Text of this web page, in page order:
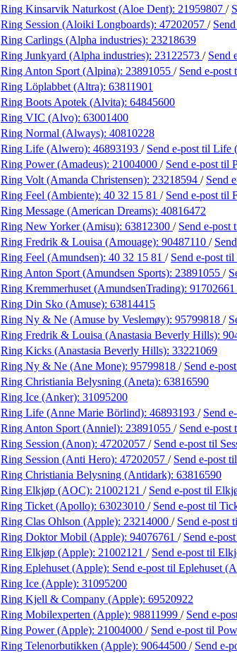
Ring Kinsarvik Naturkost (Aloe Dent): 21959807 /
Ring Session (Aloiki Longboards): 47202057 /
Ring Carlings (Alpha industries): 23218639
Ring Junkyard (Alpha industries): 23122573 / Send
Ring Anton Sport (Alpina): 23891055 / Send e-post
Ring Löplabbet (Altra): 63811901
Ring Boots Apotek (Alvita): 64845600
Ring VIC (Alvo): 63001400
Ring Normal (Always): 40810228
Ring Life (Alwero): 46893193 / Send e-post til Life
Ring Power (Amadeus): 21004000 / Send e-post til
Ring Volt (Amanda Christensen): 23218594 / Send
Ring Feel (Ambiente): 40 32 15 81 / Send e-post til
Ring Message (American Dreams): 40816472
Ring New Yorker (Amisu): 63812300 / Send e-post
Ring Fredrik & Louisa (Amouage): 90487110 /
Ring Feel (Amundsen): 40 32 15 81 / Send e-post til
Ring Anton Sport (Amundsen Sports): 23891055 /
Ring Kremmerhuset (AmundsenTrading): 91702661
Ring Din Sko (Amuse): 63814415
Ring Ny & Ne (Amuse by Veslemøy): 95799818 /
Ring Fredrik & Louisa (Anastasia Beverly Hills):
Ring Kicks (Anastasia Beverly Hills): 33221069
Ring Ny & Ne (Ane Mone): 95799818 / Send e-post
Ring Christiania Belysning (Aneta): 63816590
Ring Ice (Anker): 31095200
Ring Life (Anne Marie Börlind): 46893193 / Send
Ring Anton Sport (Anniel): 23891055 / Send e-post
Ring Session (Anon): 47202057 / Send e-post til
Ring Session (Anti Hero): 47202057 / Send e-post
Ring Christiania Belysning (Antidark): 63816590
Ring Elkjøp (AOC): 21002121 / Send e-post til
Ring Ticket (Apollo): 63023010 / Send e-post til
Ring Clas Ohlson (Apple): 23214000 / Send e-post
Ring Doktor Mobil (Apple): 94076761 / Send e-post
Ring Elkjøp (Apple): 21002121 / Send e-post til
Ring Eplehuset (Apple): Send e-post til Eplehuset
Ring Ice (Apple): 31095200
Ring Kjell & Company (Apple): 69520922
Ring Mobilexperten (Apple): 98811999 / Send e-
Ring Power (Apple): 21004000 / Send e-post til
Ring Telenorbutikken (Apple): 90644500 / Send e-